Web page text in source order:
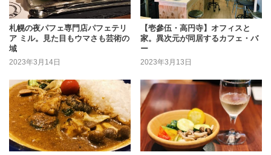
札幌の夜パフェ専門店パフェテリ
ア ミル。見た目もウマさも芸術の
域
2023年3月14日
【壱參伍・高円寺】オフィスと
家。異次元が同居するカフェ・バ
ー
2023年3月13日